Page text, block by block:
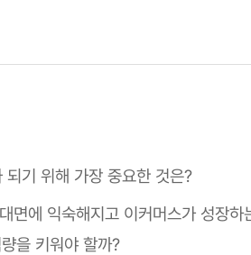
기 위해 가장 중요한 것은?
면에 익숙해지고 이커머스가 성장하
을 키워야 할까?